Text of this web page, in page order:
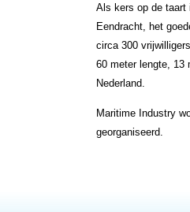
Als kers op de taart
Eendracht, het
circa 300
60 meter lengte, 13
Nederland.
Maritime Industry
georganiseerd.